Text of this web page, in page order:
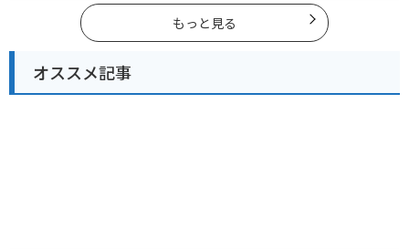
岡山県にツーリングに行く際は参考にしてください。
もっと見る
オススメ記事